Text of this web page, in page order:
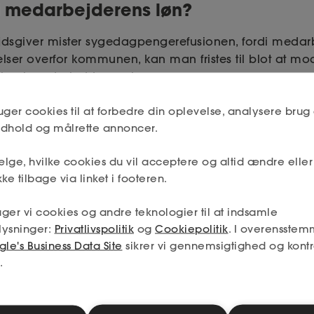
løn?
mister sygedagpengerefusionen, fordi
overfor kommunen, kan man fristes til blot at
i medarbejderens løn.
man som arbejdsgiver tænker sig godt om, inden
i medarbejderens løn. På baggrund af den
ikke ”bare” modregne den tabte
ønsker at kunne modregne eventuel tabt
kræver det en udtrykkelig aftale med
adgang i en overenskomst, virksomheden
en sådan aftale med medarbejderen, vil du
løn, uanset om du modtager refusion eller ej.
arbejdsgiver kunne styrke sin retsstilling ved at
cookies til at forbedre din oplevelse, analysere brug
og målrette annoncer.
hvilke cookies du vil acceptere og altid ændre
tilbage via linket i footeren.
vi cookies og andre teknologier til at indsamle
Privatlivspolitik og Cookiepolitik. I
Business Data Site sikrer vi gennemsigtighed og